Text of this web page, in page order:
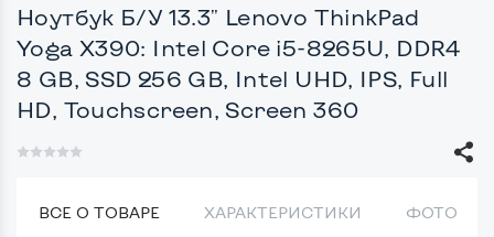
Ноутбук Б/У 13.3" Lenovo ThinkPad
Yoga X390: Intel Core i5-8265U, DDR4
8 GB, SSD 256 GB, Intel UHD, IPS, Full
HD, Touchscreen, Screen 360
ВСЕ О ТОВАРЕ ХАРАКТЕРИСТИКИ ФОТО